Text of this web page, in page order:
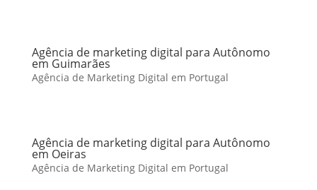
Agência de marketing digital para Autônomo
em Guimarães
Agência de Marketing Digital em Portugal
Agência de marketing digital para Autônomo
em Oeiras
Agência de Marketing Digital em Portugal